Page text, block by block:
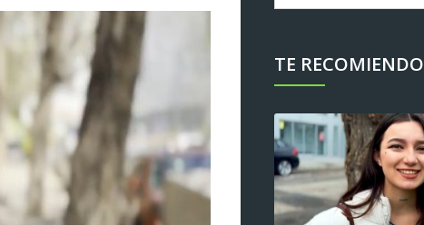
TE RECOMIENDO